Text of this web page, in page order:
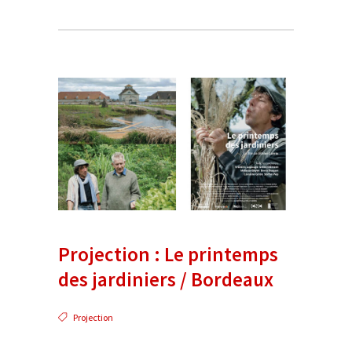
Projection : Le printemps
des jardiniers / Bordeaux
Projection